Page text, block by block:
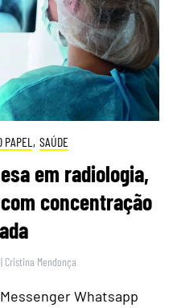
PAPEL , SAÚDE
em radiologia,
concentração
| Cristina Mendonça
Whatsapp